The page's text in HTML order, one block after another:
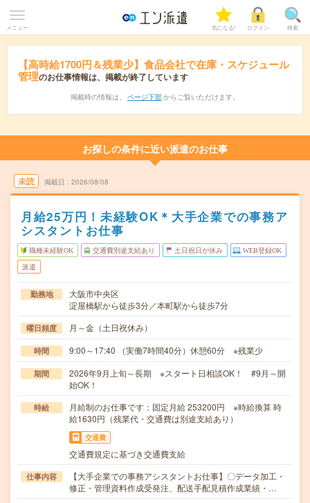
メニュー 気になる! ログイン 検索
【高時給1700円＆残業少】食品会社で在庫・スケジュール
管理のお仕事情報は、掲載が終了しています
掲載時の情報は、 ページ下部 からご覧いただけます。
お探しの条件に近い派遣のお仕事
未読 掲載日 2026/08/08
月給25万円！未経験OK＊大手企業での事務ア
シスタントお仕事
職種未経験OK 交通費別途支給あり 土日祝日が休み WEB登録OK
派遣
勤務地
大阪市中央区
淀屋橋駅から徒歩3分／本町駅から徒歩7分
曜日頻度 月～金（土日祝休み）
時間 9:00～17:40 （実働7時間40分）休憩60分 ※残業少
期間
2026年9月上旬～長期 ※スタート日相談OK！ #9月～開
始OK！
時給
月給制のお仕事です：固定月給 253200円 ※時給換算 時
給1630円（残業代・交通費は別途支給あり）
交通費
交通費規定に基づき交通費支給
仕事内容
【大手企業での事務アシスタントお仕事】〇データ加工・
修正・管理資料作成受発注、配送手配見積作成業績・…